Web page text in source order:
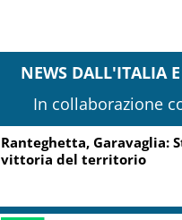
NEWS DALL'ITALIA
In collaborazione
Ranteghetta, Garavaglia:
vittoria del territorio